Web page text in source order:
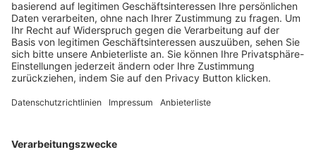
Trainerbörse
Login SpielPlus
FOLGE DEM BFV